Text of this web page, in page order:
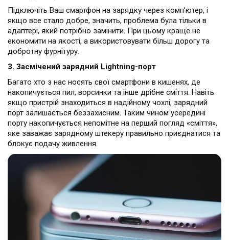
Підключіть Ваш смартфон на зарядку через комп’ютер, і
якщо все стало добре, значить, проблема була тільки в
адаптері, який потрібно замінити. При цьому краще не
економити на якості, а використовувати більш дорогу та
добротну фурнітуру.
3. Засмічений зарядний Lightning-порт
Багато хто з нас носять свої смартфони в кишенях, де
накопичується пил, ворсинки та інше дрібне сміття. Навіть
якщо пристрій знаходиться в надійному чохлі, зарядний
порт залишається беззахисним. Таким чином усередині
порту накопичується непомітне на перший погляд «сміття»,
яке заважає зарядному штекеру правильно приєднатися та
блокує подачу живлення.